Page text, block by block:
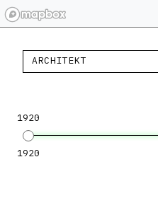
ARCHITEKT
1920
1920